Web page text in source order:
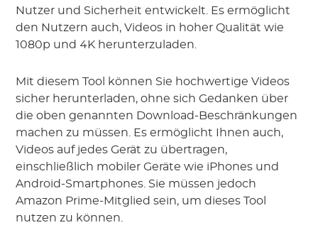
Nutzer und Sicherheit entwickelt. Es ermöglicht
den Nutzern auch, Videos in hoher Qualität wie
1080p und 4K herunterzuladen.
Mit diesem Tool können Sie hochwertige Videos
sicher herunterladen, ohne sich Gedanken über
die oben genannten Download-Beschränkungen
machen zu müssen. Es ermöglicht Ihnen auch,
Videos auf jedes Gerät zu übertragen,
einschließlich mobiler Geräte wie iPhones und
Android-Smartphones. Sie müssen jedoch
Amazon Prime-Mitglied sein, um dieses Tool
nutzen zu können.